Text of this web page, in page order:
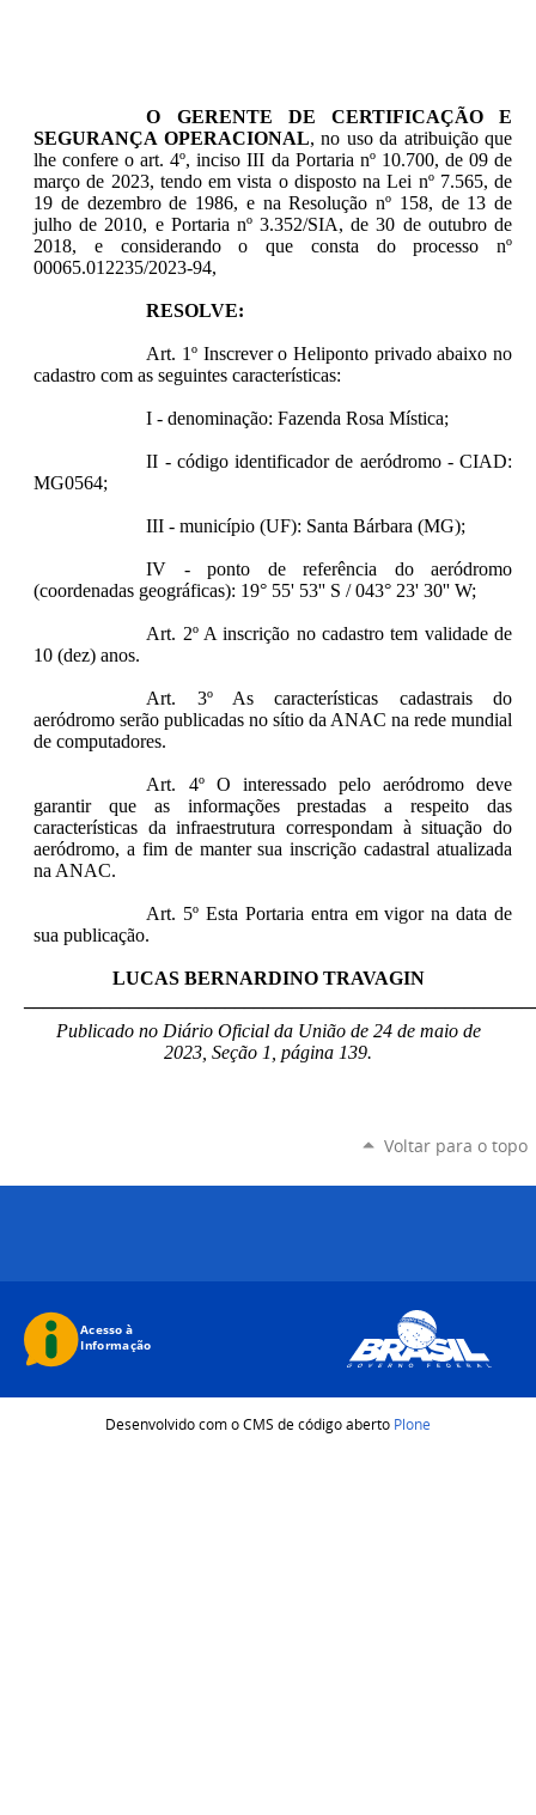
O GERENTE DE CERTIFICAÇÃO E
SEGURANÇA OPERACIONAL, no uso da atribuição que
lhe confere o art. 4º, inciso III da Portaria nº 10.700, de 09 de
março de 2023, tendo em vista o disposto na Lei nº 7.565, de
19 de dezembro de 1986, e na Resolução nº 158, de 13 de
julho de 2010, e Portaria nº 3.352/SIA, de 30 de outubro de
2018, e considerando o que consta do processo nº
00065.012235/2023-94,
RESOLVE:
Art. 1º Inscrever o Heliponto privado abaixo no
cadastro com as seguintes características:
I - denominação: Fazenda Rosa Mística;
II - código identificador de aeródromo - CIAD:
MG0564;
III - município (UF): Santa Bárbara (MG);
IV - ponto de referência do aeródromo
(coordenadas geográficas): 19° 55' 53'' S / 043° 23' 30'' W;
Art. 2º A inscrição no cadastro tem validade de
10 (dez) anos.
Art. 3º As características cadastrais do
aeródromo serão publicadas no sítio da ANAC na rede mundial
de computadores.
Art. 4º O interessado pelo aeródromo deve
garantir que as informações prestadas a respeito das
características da infraestrutura correspondam à situação do
aeródromo, a fim de manter sua inscrição cadastral atualizada
na ANAC.
Art. 5º Esta Portaria entra em vigor na data de
sua publicação.
LUCAS BERNARDINO TRAVAGIN
Publicado no Diário Oficial da União de 24 de maio de
2023, Seção 1, página 139.
Voltar para o topo
Desenvolvido com o CMS de código aberto Plone